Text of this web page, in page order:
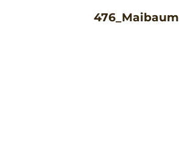
476_Maibaum